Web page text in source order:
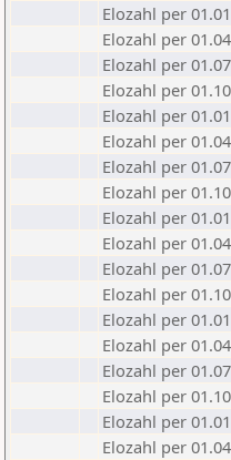
Elozahl per
Elozahl per
Elozahl per
Elozahl per
Elozahl per
Elozahl per
Elozahl per
Elozahl per
Elozahl per
Elozahl per
Elozahl per
Elozahl per
Elozahl per
Elozahl per
Elozahl per
Elozahl per
Elozahl per
Elozahl per